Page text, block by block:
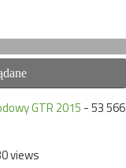
GTR 2015 - 53 566
views